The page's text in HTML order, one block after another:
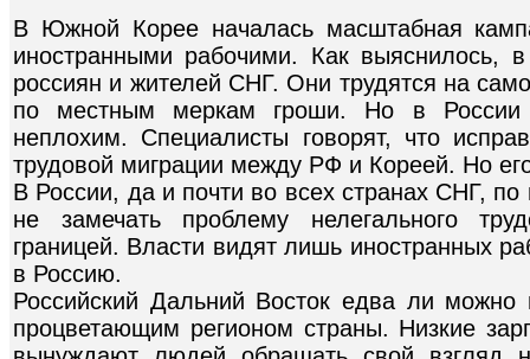
В Южной Корее началась масштабная
иностранными рабочими. Как выяснилось,
россиян и жителей СНГ. Они трудятся на
по местным меркам гроши. Но в России
неплохим. Специалисты говорят, что
трудовой миграции между РФ и Кореей. Но
В России, да и почти во всех странах СНГ,
не замечать проблему нелегального
границей. Власти видят лишь иностранных
в Россию.
Российский Дальний Восток едва ли
процветающим регионом страны. Низкие